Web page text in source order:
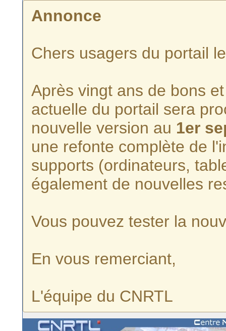
Annonce
Chers usagers du portail
Après vingt ans de bons
actuelle du portail sera
nouvelle version au 1er
une refonte complète de
supports (ordinateurs,
également de nouvelles
Vous pouvez tester la
En vous remerciant,
L'équipe du CNRTL